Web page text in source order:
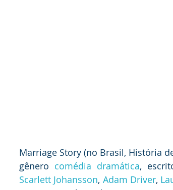
Marriage Story (no Brasil, História
gênero comédia dramática,
Scarlett Johansson, Adam Driver,